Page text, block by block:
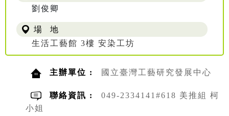
劉俊卿
場 地
生活工藝館 3樓 安染工坊
主辦單位 : 國立臺灣工藝研究發展中心
聯絡資訊 :
049-2334141#618 美推組 柯
小姐